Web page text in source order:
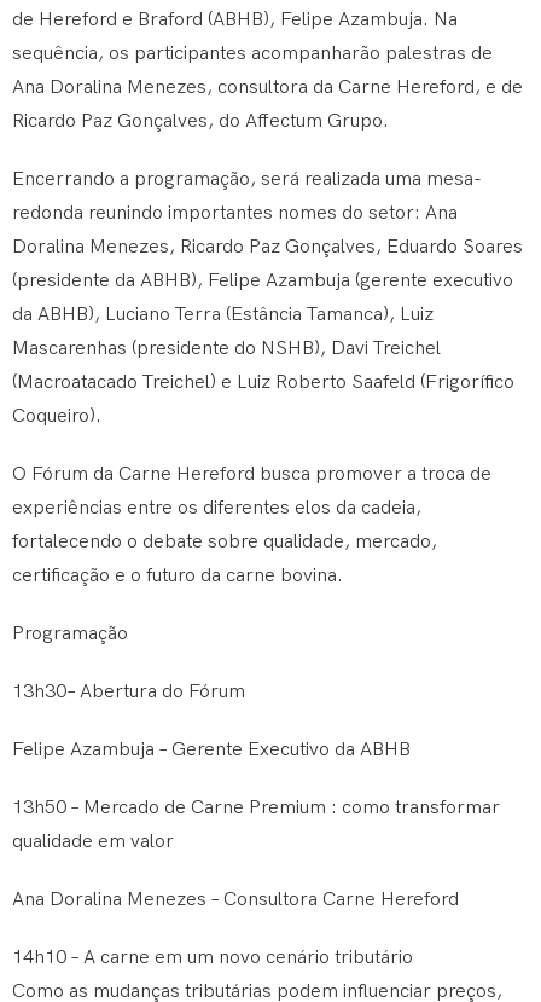
de Hereford e Braford (ABHB), Felipe Azambuja. Na
sequência, os participantes acompanharão palestras de
Ana Doralina Menezes, consultora da Carne Hereford, e de
Ricardo Paz Gonçalves, do Affectum Grupo.
Encerrando a programação, será realizada uma mesa-
redonda reunindo importantes nomes do setor: Ana
Doralina Menezes, Ricardo Paz Gonçalves, Eduardo Soares
(presidente da ABHB), Felipe Azambuja (gerente executivo
da ABHB), Luciano Terra (Estância Tamanca), Luiz
Mascarenhas (presidente do NSHB), Davi Treichel
(Macroatacado Treichel) e Luiz Roberto Saafeld (Frigorífico
Coqueiro).
O Fórum da Carne Hereford busca promover a troca de
experiências entre os diferentes elos da cadeia,
fortalecendo o debate sobre qualidade, mercado,
certificação e o futuro da carne bovina.
Programação
13h30– Abertura do Fórum
Felipe Azambuja – Gerente Executivo da ABHB
13h50 – Mercado de Carne Premium : como transformar
qualidade em valor
Ana Doralina Menezes – Consultora Carne Hereford
14h10 – A carne em um novo cenário tributário
Como as mudanças tributárias podem influenciar preços,